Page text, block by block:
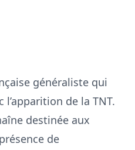
généraliste qui
l’apparition de la TNT.
destinée aux
de